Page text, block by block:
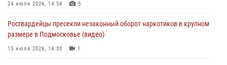
сигналам «Тревога» с охраняемых объектов в Подмосковье
04 августа 2026, 12:15
24 июля 2026, 14:54 5
Росгвардейцы пресекли незаконный оборот наркотиков в крупном
размере в Подмосковье (видео)
15 июля 2026, 14:30 1